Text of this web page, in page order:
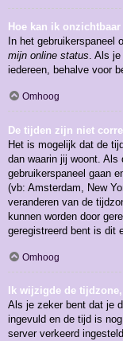
Hoe kan ik
In het gebruikerspaneel
mijn online status . Als
iedereen, behalve voor
Omhoog
De tijden zijn niet
Het is mogelijk dat de
dan waarin jij woont.
gebruikerspaneel gaan
(vb: Amsterdam, New
veranderen van de
kunnen worden door
geregistreerd bent is dit
Omhoog
Ik wijzigde de
Als je zeker bent dat je
ingevuld en de tijd is
server verkeerd